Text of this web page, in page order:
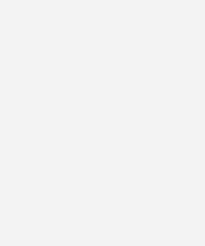
Sinne einer
zunächst als
Eingliederung im
zufolge sollte
von der Erkrankung so
ist es sehr sinnvoll,
mit dem
Menschen so früh wie